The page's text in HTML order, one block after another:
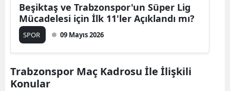
Beşiktaş ve Trabzonspor'un Süper Lig
Mücadelesi için İlk 11'ler Açıklandı mı?
SPOR 09 Mayıs 2026
Trabzonspor Maç Kadrosu İle İlişkili
Konular